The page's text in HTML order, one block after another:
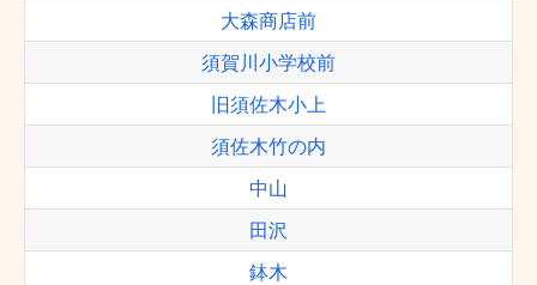
大森商店前
須賀川小学校前
旧須佐木小上
須佐木竹の内
中山
田沢
鉢木